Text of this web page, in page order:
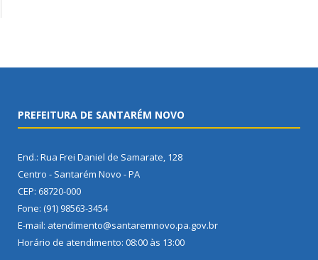
PREFEITURA DE SANTARÉM NOVO
End.: Rua Frei Daniel de Samarate, 128
Centro - Santarém Novo - PA
CEP: 68720-000
Fone: (91) 98563-3454
E-mail: atendimento@santaremnovo.pa.gov.br
Horário de atendimento: 08:00 às 13:00